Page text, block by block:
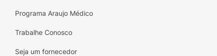
Programa Araujo Médico
Trabalhe Conosco
Seja um fornecedor